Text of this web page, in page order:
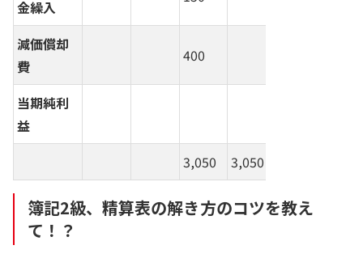
金繰入
減価償却
費
400
当期純利
益
3,050 3,050
簿記2級、精算表の解き方のコツを教え
て！？